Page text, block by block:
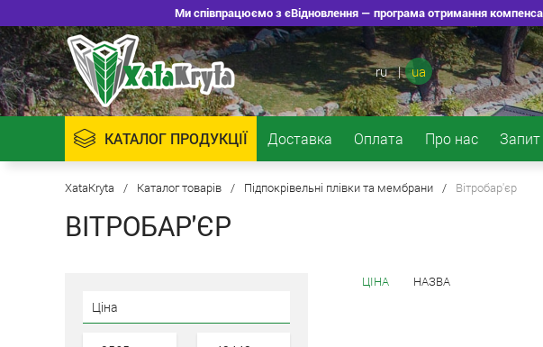
Ми співпрацюємо з єВідновлення — програма отримання
ru | ua
КАТАЛОГ ПРОДУКЦІЇ Доставка Оплата Про нас
XataKryta / Каталог товарів / Підпокрівельні плівки та мембрани / Вітробар'єр
ВІТРОБАР'ЄР
Ціна
ЦІНА НАЗВА